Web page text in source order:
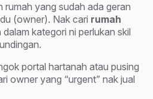
rumah yang sudah ada geran
(owner). Nak cari rumah
dalam kategori ni perlukan skil
portal hartanah atau pusing
owner yang “urgent” nak jual